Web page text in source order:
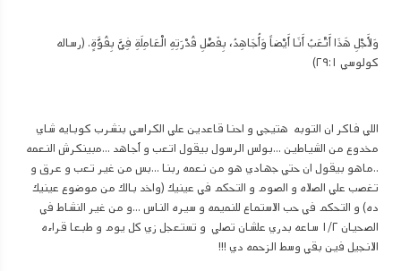
وَلأَجْلِ هَذَا أَتْعَبُ أَنَا أَيْضاً وَأُجَاهِدُ، بِفَضْلِ قُدْرَتِهِ الْعَامِلَةِ فِيَّ بِقُوَّةٍ. (رساله
كولوسي ٢٩:١)
اللي فاكر ان التوبه هتيجي و احنا قاعدين علي الكراسي بنشرب كوبايه شاي
مخدوع من الشياطين ...بولس الرسول بيقول اتعب و أجاهد ...مبينكرش النعمه
..ماهو بيقول ان حتي جهادي هو من نعمه ربنا ...بس من غير تعب و عرق و
تغصب علي الصلاه و الصوم و التحكم في عينيك (واخد بالك من موضوع عينيك
ده) و التحكم في حب الاستماع للنميمه و سيره الناس ...و من غير النشاط في
الصحيان ١/٢ ساعه بدري علشان تصلي و تستعجل زي كل يوم و طبعا قراءه
الانجيل فين بقي وسط الزحمه دي !!!